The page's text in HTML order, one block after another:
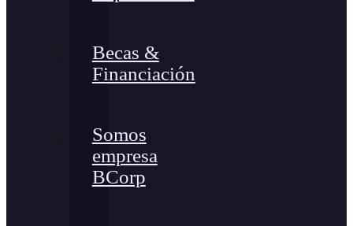
Becas &
Financiación
Somos
empresa
BCorp